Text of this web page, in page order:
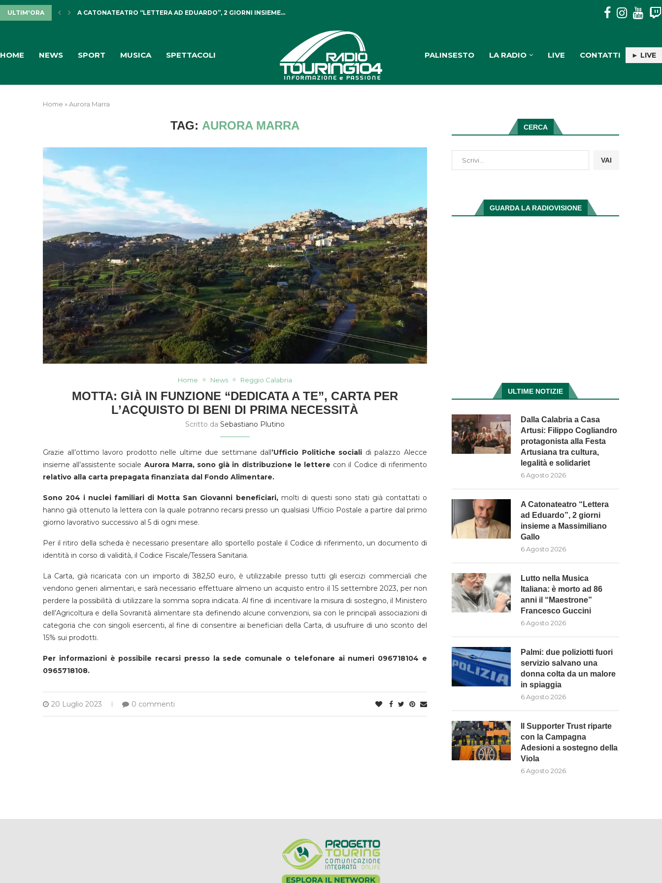
ULTIM'ORA A CATONATEATRO “LETTERA AD EDUARDO”, 2 GIORNI INSIEME... LUTTO NELLA MUSICA ITALIANA: È MORTO AD 86...
HOME NEWS SPORT MUSICA SPETTACOLI PALINSESTO LA RADIO LIVE CONTATTI ► LIVE
Home »Aurora Marra
TAG: AURORA MARRA
Home News Reggio Calabria
MOTTA: GIÀ IN FUNZIONE “DEDICATA A TE”, CARTA PER
L’ACQUISTO DI BENI DI PRIMA NECESSITÀ
Scritto da Sebastiano Plutino
Grazie all’ottimo lavoro prodotto nelle ultime due settimane dall’Ufficio Politiche sociali di palazzo Alecce
insieme all’assistente sociale Aurora Marra, sono già in distribuzione le lettere con il Codice di riferimento
relativo alla carta prepagata finanziata dal Fondo Alimentare.
Sono 204 i nuclei familiari di Motta San Giovanni beneficiari,molti di questi sono stati già contattati o
hanno già ottenuto la lettera con la quale potranno recarsi presso un qualsiasi Ufficio Postale a partire dal primo
giorno lavorativo successivo al 5 di ogni mese.
Per il ritiro della scheda è necessario presentare allo sportello postale il Codice di riferimento, un documento di
identità in corso di validità, il Codice Fiscale/Tessera Sanitaria.
La Carta, già ricaricata con un importo di 382,50 euro, è utilizzabile presso tutti gli esercizi commerciali che
vendono generi alimentari, e sarà necessario effettuare almeno un acquisto entro il 15 settembre 2023, per non
perdere la possibilità di utilizzare la somma sopra indicata. Al fine di incentivare la misura di sostegno, il Ministero
dell’Agricoltura e della Sovranità alimentare sta definendo alcune convenzioni, sia con le principali associazioni di
categoria che con singoli esercenti, al fine di consentire ai beneficiari della Carta, di usufruire di uno sconto del
15% sui prodotti.
Per informazioni è possibile recarsi presso la sede comunale o telefonare ai numeri 096718104 e
0965718108.
20 Luglio 2023 0 commenti
CERCA
VAI
GUARDA LA RADIOVISIONE
ULTIME NOTIZIE
Dalla Calabria a Casa
Artusi: Filippo Cogliandro
protagonista alla Festa
Artusiana tra cultura,
legalità e solidariet
6 Agosto 2026
A Catonateatro “Lettera
ad Eduardo”, 2 giorni
insieme a Massimiliano
Gallo
6 Agosto 2026
Lutto nella Musica
Italiana: è morto ad 86
anni il “Maestrone”
Francesco Guccini
6 Agosto 2026
Palmi: due poliziotti fuori
servizio salvano una
donna colta da un malore
in spiaggia
6 Agosto 2026
Il Supporter Trust riparte
con la Campagna
Adesioni a sostegno della
Viola
6 Agosto 2026